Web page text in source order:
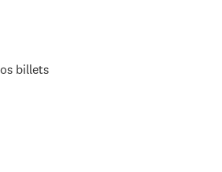
billets